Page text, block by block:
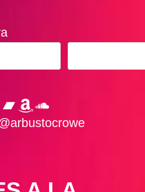
Bandcamp
Amazon
SoundCloud